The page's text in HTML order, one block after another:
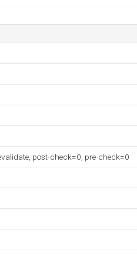
post-check=0, pre-check=0